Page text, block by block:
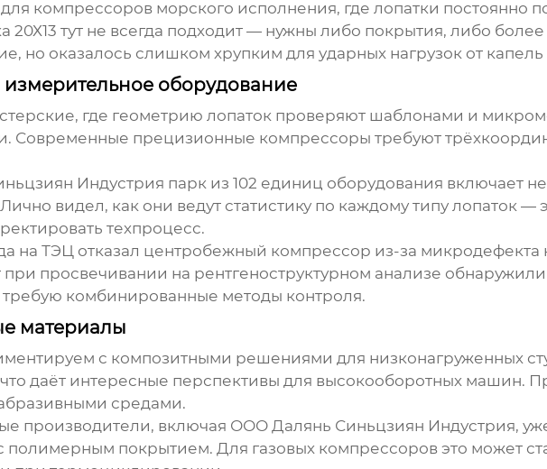
компрессоров морского исполнения, где лопатки постоянно
20Х13 тут не всегда подходит — нужны либо покрытия, либо
но оказалось слишком хрупким для ударных нагрузок от капель
измерительное оборудование
где геометрию лопатокпроверяют шаблонами и
Современные прецизионные компрессоры требуют
Индустрия парк из 102 единиц оборудования включает
видел, как они ведут статистику по каждому типу лопаток —
техпроцесс.
на ТЭЦ отказал центробежный компрессор из-за
при просвечивании на рентгеноструктурном анализе
требую комбинированные методы контроля.
материалы
с композитными решениями для низконагруженных
что даёт интересные перспективы для высокооборотных машин.
средами.
производители, включая ООО Далянь Синьцзиян Индустрия,
полимерным покрытием. Для газовых компрессоров это может